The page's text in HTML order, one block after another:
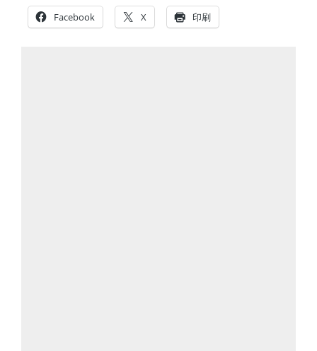
Facebook X 印刷